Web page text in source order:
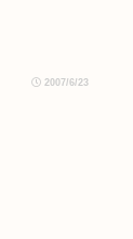
2007/6/23